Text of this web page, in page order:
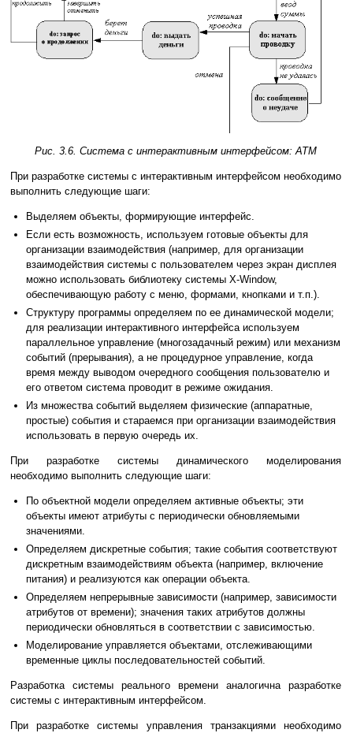
Рис. 3.6. Система с интерактивным интерфейсом: ATM
При разработке системы с интерактивным интерфейсом необходимо
выполнить следующие шаги:
Выделяем объекты, формирующие интерфейс.
Если есть возможность, используем готовые объекты для
организации взаимодействия (например, для организации
взаимодействия системы с пользователем через экран дисплея
можно использовать библиотеку системы X-Window,
обеспечивающую работу с меню, формами, кнопками и т.п.).
Структуру программы определяем по ее динамической модели;
для реализации интерактивного интерфейса используем
параллельное управление (многозадачный режим) или механизм
событий (прерывания), а не процедурное управление, когда
время между выводом очередного сообщения пользователю и
его ответом система проводит в режиме ожидания.
Из множества событий выделяем физические (аппаратные,
простые) события и стараемся при организации взаимодействия
использовать в первую очередь их.
При разработке системы динамического моделирования
необходимо выполнить следующие шаги:
По объектной модели определяем активные объекты; эти
объекты имеют атрибуты с периодически обновляемыми
значениями.
Определяем дискретные события; такие события соответствуют
дискретным взаимодействиям объекта (например, включение
питания) и реализуются как операции объекта.
Определяем непрерывные зависимости (например, зависимости
атрибутов от времени); значения таких атрибутов должны
периодически обновляться в соответствии с зависимостью.
Моделирование управляется объектами, отслеживающими
временные циклы последовательностей событий.
Разработка системы реального времени аналогична разработке
системы с интерактивным интерфейсом.
При разработке системы управления транзакциями необходимо